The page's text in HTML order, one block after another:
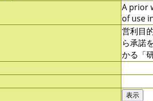
A prior
of use
営利目
ら承諾
かる「